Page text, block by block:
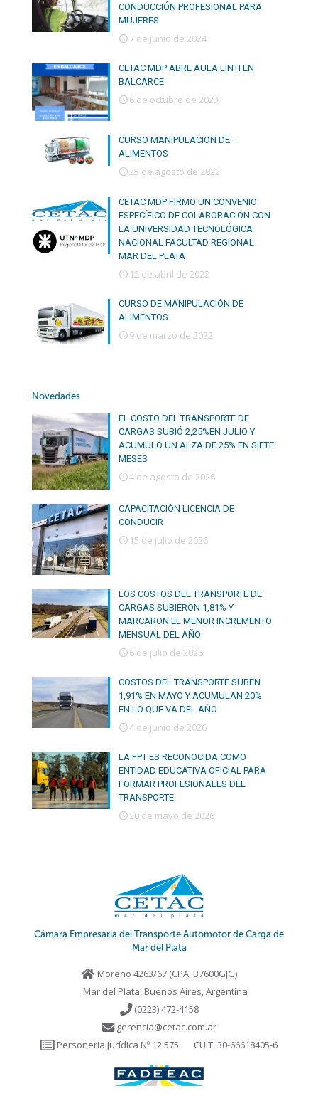
CONDUCCIÓN PROFESIONAL PARA
MUJERES
7 de junio de 2024
CETAC MDP ABRE AULA LINTI EN
BALCARCE
6 de octubre de 2023
CURSO MANIPULACION DE
ALIMENTOS
25 de agosto de 2022
CETAC MDP FIRMO UN CONVENIO
ESPECÍFICO DE COLABORACIÓN CON
LA UNIVERSIDAD TECNOLÓGICA
NACIONAL FACULTAD REGIONAL
MAR DEL PLATA
12 de abril de 2022
CURSO DE MANIPULACIÓN DE
ALIMENTOS
9 de marzo de 2022
Novedades
EL COSTO DEL TRANSPORTE DE
CARGAS SUBIÓ 2,25%EN JULIO Y
ACUMULÓ UN ALZA DE 25% EN SIETE
MESES
4 de agosto de 2026
CAPACITACIÓN LICENCIA DE
CONDUCIR
15 de julio de 2026
LOS COSTOS DEL TRANSPORTE DE
CARGAS SUBIERON 1,81% Y
MARCARON EL MENOR INCREMENTO
MENSUAL DEL AÑO
6 de julio de 2026
COSTOS DEL TRANSPORTE SUBEN
1,91% EN MAYO Y ACUMULAN 20%
EN LO QUE VA DEL AÑO
4 de junio de 2026
LA FPT ES RECONOCIDA COMO
ENTIDAD EDUCATIVA OFICIAL PARA
FORMAR PROFESIONALES DEL
TRANSPORTE
20 de mayo de 2026
Cámara Empresaria del Transporte Automotor de Carga de
Mar del Plata
Moreno 4263/67 (CPA: B7600GJG)
Mar del Plata, Buenos Aires, Argentina
(0223) 472-4158
gerencia@cetac.com.ar
Personeria jurídica Nº 12.575 CUIT: 30-66618405-6